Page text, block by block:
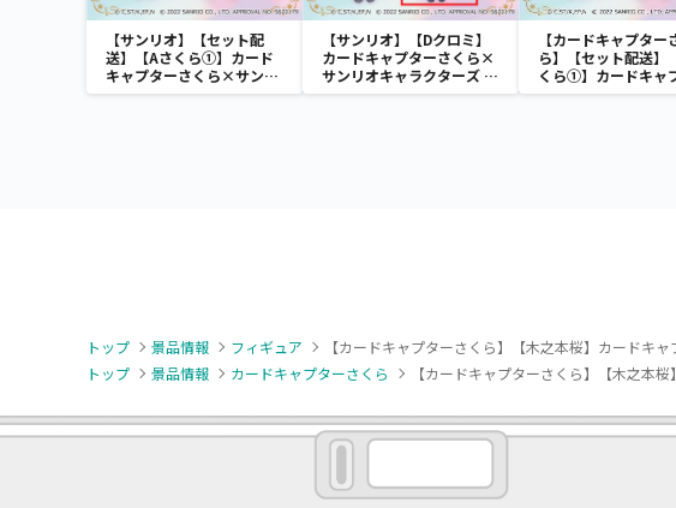
【サンリオ】【セット配
送】【Aさくら①】カード
キャプターさくら×サンリ
オキャラクターズ さくらと
【サンリオ】【Dクロミ】
カードキャプターさくら×
サンリオキャラクターズ さ
くらといっしょ 衣装ぬいぐ
【カードキャプター
ら】【セット配送】
くら①】カードキャ
さくら×サンリオキ
トップ 景品情報 フィギュア
【カードキャプターさくら】【木之本桜】カードキ
トップ
景品情報 カードキャプターさくら 【カードキャプターさくら】【木之本